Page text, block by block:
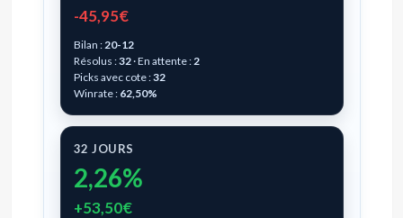
-45,95€
Bilan : 20-12
Résolus :32· En attente : 2
Picks avec cote :32
Winrate : 62,50%
32 JOURS
2,26%
+53,50€